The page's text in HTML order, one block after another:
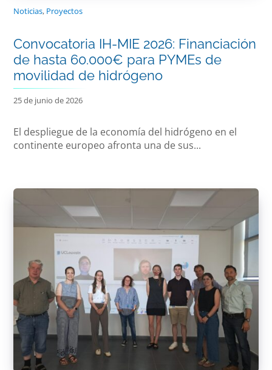
Noticias, Proyectos
Convocatoria IH-MIE 2026: Financiación
de hasta 60.000€ para PYMEs de
movilidad de hidrógeno
25 de junio de 2026
El despliegue de la economía del hidrógeno en el
continente europeo afronta una de sus...